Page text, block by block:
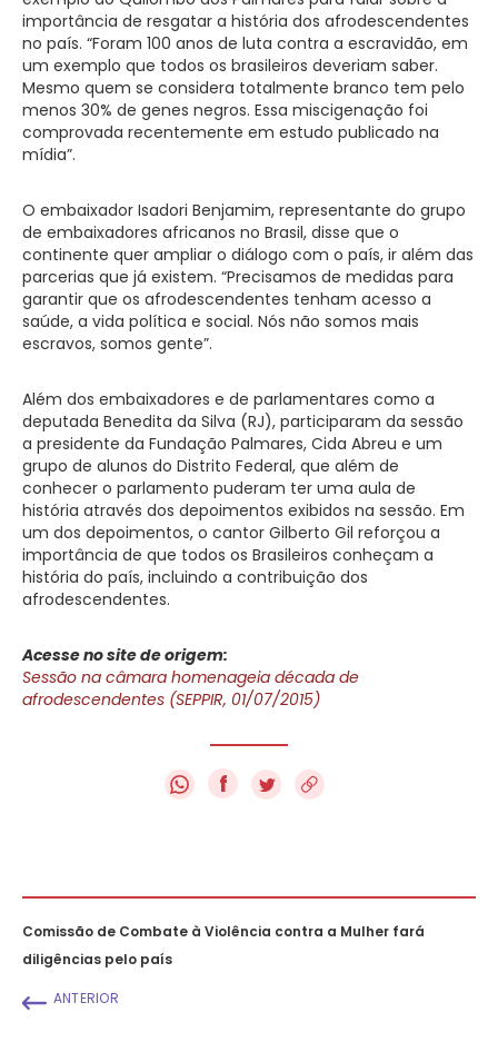
importância de resgatar a história dos afrodescendentes
no país. “Foram 100 anos de luta contra a escravidão, em
um exemplo que todos os brasileiros deveriam saber.
Mesmo quem se considera totalmente branco tem pelo
menos 30% de genes negros. Essa miscigenação foi
comprovada recentemente em estudo publicado na
mídia”.
O embaixador Isadori Benjamim, representante do grupo
de embaixadores africanos no Brasil, disse que o
continente quer ampliar o diálogo com o país, ir além das
parcerias que já existem. “Precisamos de medidas para
garantir que os afrodescendentes tenham acesso a
saúde, a vida política e social. Nós não somos mais
escravos, somos gente”.
Além dos embaixadores e de parlamentares como a
deputada Benedita da Silva (RJ), participaram da sessão
a presidente da Fundação Palmares, Cida Abreu e um
grupo de alunos do Distrito Federal, que além de
conhecer o parlamento puderam ter uma aula de
história através dos depoimentos exibidos na sessão. Em
um dos depoimentos, o cantor Gilberto Gil reforçou a
importância de que todos os Brasileiros conheçam a
história do país, incluindo a contribuição dos
afrodescendentes.
Acesse no site de origem:
Sessão na câmara homenageia década de
afrodescendentes (SEPPIR, 01/07/2015)
f
Comissão de Combate à Violência contra a Mulher fará
diligências pelo país
ANTERIOR